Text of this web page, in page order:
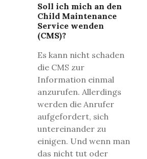
Soll ich mich an den
Child Maintenance
Service wenden
(CMS)?
Es kann nicht schaden
die CMS zur
Information einmal
anzurufen. Allerdings
werden die Anrufer
aufgefordert, sich
untereinander zu
einigen. Und wenn man
das nicht tut oder